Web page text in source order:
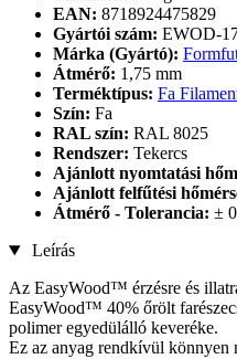
EAN: 8718924475829
Gyártói szám: EWOD-
Márka (Gyártó):
Átmérő: 1,75 mm
Terméktípus: Fa
Szín: Fa
RAL szín: RAL 8025
Rendszer: Tekercs
Ajánlott nyomtatási
Ajánlott felfűtési
Átmérő - Tolerancia: ±
Leírás
Az EasyWood™ érzésre és
EasyWood™ 40% őrölt
polimer egyedülálló keveréke.
Ez az anyag rendkívül könnyen